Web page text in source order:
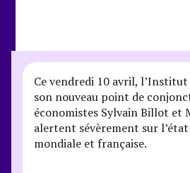
Ce vendredi 10 avril,
son nouveau point de
économistes Sylvain Billot et
alertent sévèrement sur l’état
mondiale et française.